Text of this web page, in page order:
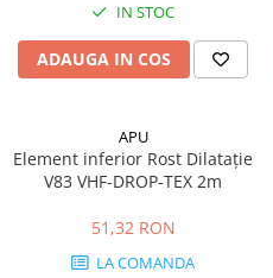
Tăiere, Găurire, Șlefuire
Plăcuțe, Semne și Avertizări
Plase de Protecție
Curățenie & întreținere
IN STOC
ADAUGA IN COS
APU
Element inferior Rost Dilatație
V83 VHF-DROP-TEX 2m
51,32 RON
LA COMANDA